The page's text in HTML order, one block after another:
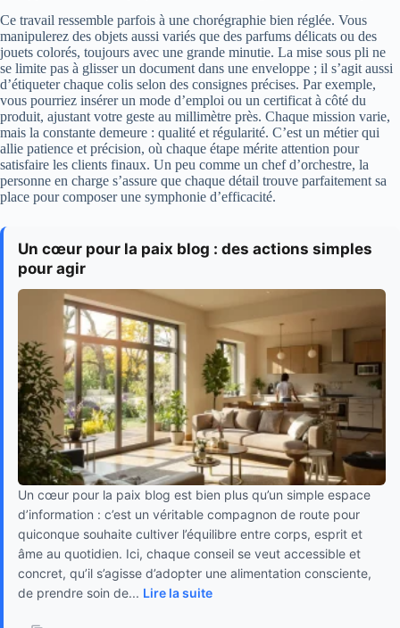
Ce travail ressemble parfois à une chorégraphie bien réglée. Vous
manipulerez des objets aussi variés que des parfums délicats ou des
jouets colorés, toujours avec une grande minutie. La mise sous pli ne
se limite pas à glisser un document dans une enveloppe ; il s’agit aussi
d’étiqueter chaque colis selon des consignes précises. Par exemple,
vous pourriez insérer un mode d’emploi ou un certificat à côté du
produit, ajustant votre geste au millimètre près. Chaque mission varie,
mais la constante demeure : qualité et régularité. C’est un métier qui
allie patience et précision, où chaque étape mérite attention pour
satisfaire les clients finaux. Un peu comme un chef d’orchestre, la
personne en charge s’assure que chaque détail trouve parfaitement sa
place pour composer une symphonie d’efficacité.
Un cœur pour la paix blog : des actions simples
pour agir
Un cœur pour la paix blog est bien plus qu’un simple espace
d’information : c’est un véritable compagnon de route pour
quiconque souhaite cultiver l’équilibre entre corps, esprit et
âme au quotidien. Ici, chaque conseil se veut accessible et
concret, qu’il s’agisse d’adopter une alimentation consciente,
de prendre soin de... Lire la suite